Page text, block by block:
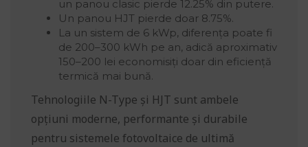
un panou clasic pierde 12.25% din putere.
Un panou HJT pierde doar 8.75%.
La un sistem de 6 kWp, diferența poate fi
de 200–300 kWh pe an, adică aproximativ
150–200 lei economisiți doar din eficiență
termică mai bună.
Tehnologiile N-Type și HJT sunt ambele
opțiuni moderne, performante și durabile
pentru sistemele fotovoltaice de ultimă